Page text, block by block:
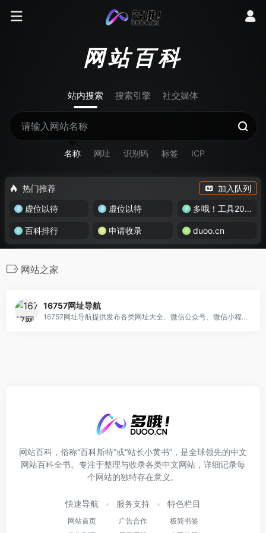
网站百科
站内搜索 搜索引擎 社交媒体
名称 网址 识别码 标签 ICP
热门推荐
加入队列
虚位以待
虚位以待 多哦！工具200+
百科排行 申请收录 duoo.cn
网站之家
16757网址导航
16757网址导航提供发布各类网址大全、微信公众号、微信小程序、分类信息推广为一体的综合服务平台！
网站百科，俗称“百科斯特”或“站长小黄书”，是全球领先的中文
网站百科全书。专注于整理与收录各类中文网站，详细记录每
个网站的独特存在意义。
快速导航
网站首页
服务支持
广告合作
特色栏目
极简书签